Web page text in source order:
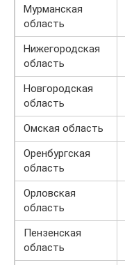
Мурманская
область
Нижегородская
область
Новгородская
область
Омская область
Оренбургская
область
Орловская
область
Пензенская
область